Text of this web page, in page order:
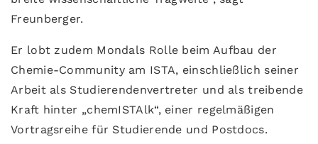
Freunberger.
Er lobt zudem Mondals Rolle beim Aufbau der
Chemie-Community am ISTA, einschließlich seiner
Arbeit als Studierendenvertreter und als treibende
Kraft hinter „chemISTAlk“, einer regelmäßigen
Vortragsreihe für Studierende und Postdocs.